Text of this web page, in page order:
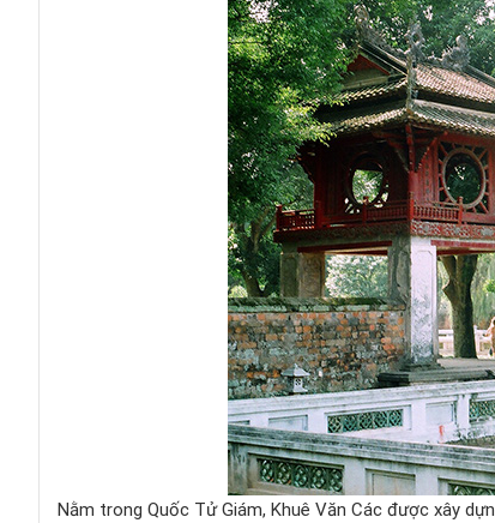
Nằm trong Quốc Tử Giám, Khuê Văn Các được xây